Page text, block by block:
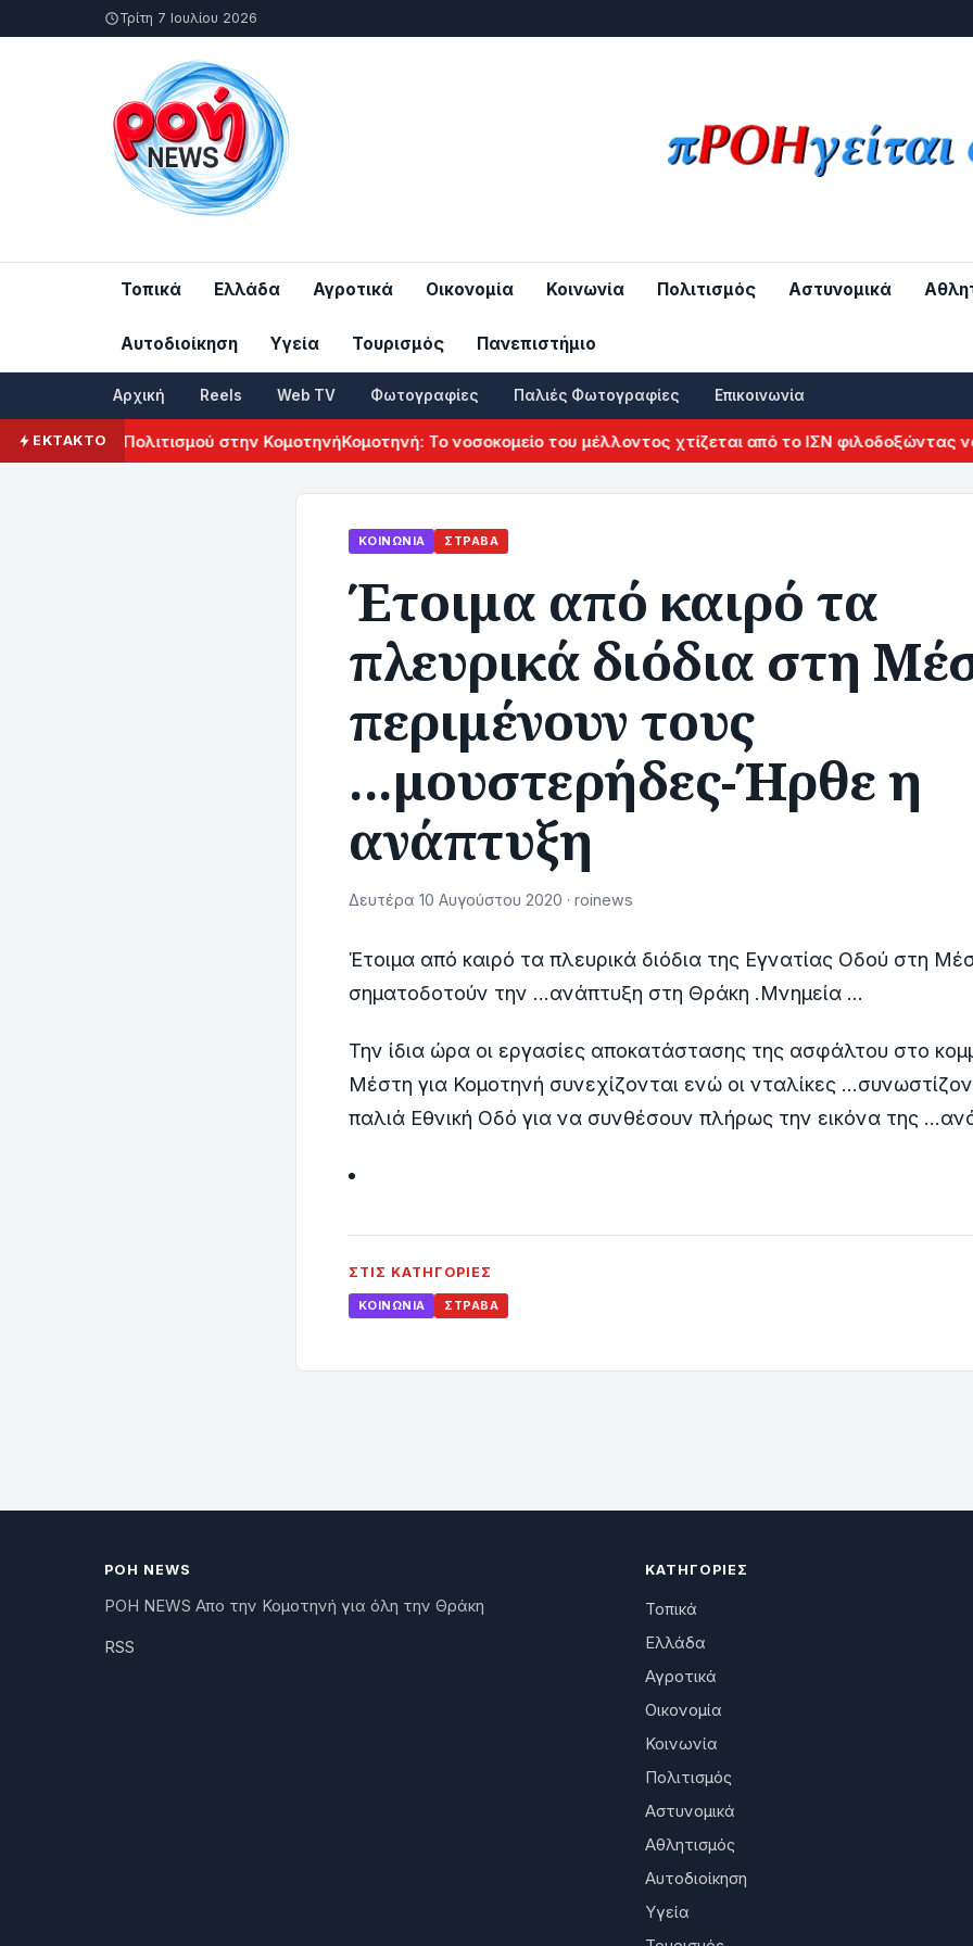
Τρίτη 7 Ιουλίου 2026
Τοπικά Ελλάδα Αγροτικά Οικονομία Κοινωνία Πολιτισμός Αστυνομικά
Αυτοδιοίκηση Υγεία Τουρισμός Πανεπιστήμιο
Αρχική Reels Web TV Φωτογραφίες Παλιές Φωτογραφίες Επικοινωνία
ΕΚΤΑΚΤΟ
Αρμενικού Πολιτισμού στην ΚομοτηνήΚομοτηνή: Το νοσοκομείο του μέλλοντος χτίζεται από το ΙΣΝ φιλοδοξώντας να
ΚΟΙΝΩΝΊΑ ΣΤΡΑΒΆ
Έτοιμα από καιρό τα
πλευρικά διόδια στη
περιμένουν τους
...μουστερήδες-Ήρθε η
ανάπτυξη
Δευτέρα 10 Αυγούστου 2020 · roinews
Έτοιμα από καιρό τα πλευρικά διόδια της Εγνατίας Οδού στη
σηματοδοτούν την ...ανάπτυξη στη Θράκη .Μνημεία ...
Την ίδια ώρα οι εργασίες αποκατάστασης της ασφάλτου στο
Μέστη για Κομοτηνή συνεχίζονται ενώ οι νταλίκες
παλιά Εθνική Οδό για να συνθέσουν πλήρως την εικόνα της
ΣΤΙΣ ΚΑΤΗΓΟΡΊΕΣ
ΚΟΙΝΩΝΊΑ ΣΤΡΑΒΆ
ΡΟΗ NEWS
ΡΟΗ NEWS Απο την Κομοτηνή για όλη την Θράκη
RSS
ΚΑΤΗΓΟΡΊΕΣ
Τοπικά
Ελλάδα
Αγροτικά
Οικονομία
Κοινωνία
Πολιτισμός
Αστυνομικά
Αθλητισμός
Αυτοδιοίκηση
Υγεία